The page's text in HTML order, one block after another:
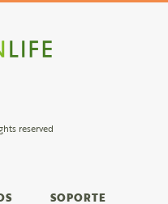
reserved
SOPORTE